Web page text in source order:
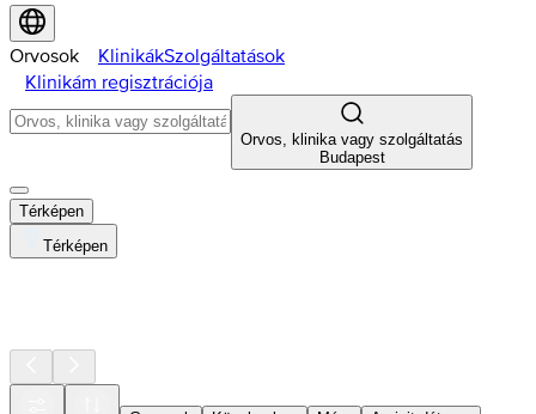
Orvosok KlinikákSzolgáltatások
Klinikám regisztrációja
Orvos, klinika vagy szolgáltatás
Budapest
Térképen
Térképen